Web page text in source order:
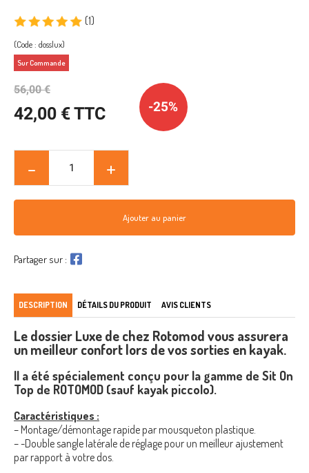
DESCRIPTION DÉTAILS DU PRODUIT AVIS CLIENTS
Le dossier Luxe de chez Rotomodvous assurera
un meilleur confort lors de vos sorties en kayak.
Il a été spécialement conçu pour la gamme de Sit On
Top de ROTOMOD (sauf kayak piccolo).
Caractéristiques :
– Montage/démontage rapide par mousqueton plastique.
– -Double sangle latérale de réglage pour un meilleur ajustement
par rapport à votre dos.
(1)
(Code : dosslux)
Sur Commande
56,00 €
42,00 € TTC -25%
Ajouter au panier
Partager sur :